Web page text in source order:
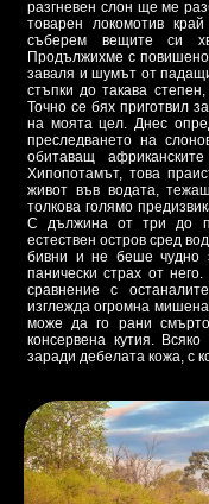
разгневен слон ще ме
товарен локомотив
съберем вещите си
Продължихме с
заваля и шумът от
стъпки до такава
Точно се бях приготвил
на моята цел. Днес
преследването на
обитаващ
Хипопотамът, това
живот във водата,
толкова голямо
С дължина от три до
естествен остров сред
бивни и не беше чудно
панически страх от
сравнение с
изглежда огромна
може да го рани
консервена кутия.
заради дебелата кожа, с